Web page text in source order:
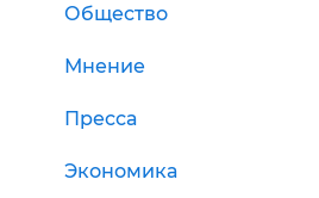
Общество
Мнение
Пресса
Экономика